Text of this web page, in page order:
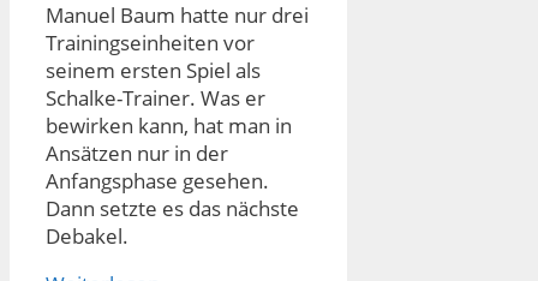
Manuel Baum hatte nur drei
Trainingseinheiten vor
seinem ersten Spiel als
Schalke-Trainer. Was er
bewirken kann, hat man in
Ansätzen nur in der
Anfangsphase gesehen.
Dann setzte es das nächste
Debakel.